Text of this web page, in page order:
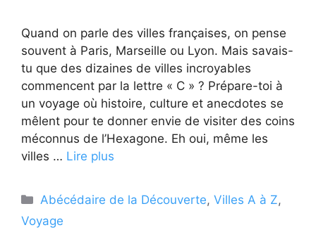
Quand on parle des villes françaises, on pense
souvent à Paris, Marseille ou Lyon. Mais savais-
tu que des dizaines de villes incroyables
commencent par la lettre « C » ? Prépare-toi à
un voyage où histoire, culture et anecdotes se
mêlent pour te donner envie de visiter des coins
méconnus de l’Hexagone. Eh oui, même les
villes … Lire plus
Catégories
Abécédaire de la Découverte,Villes A à Z,
Voyage